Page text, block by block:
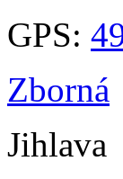
GPS:
Zborná
Jihlava